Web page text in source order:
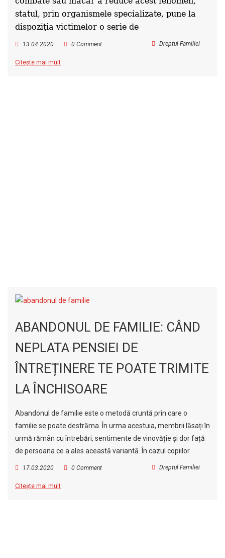
statul, prin organismele specializate, pune la
dispoziţia victimelor o serie de
13.04.2020 Dreptul Familiei
0 Comment
Citește mai mult
ABANDONUL DE FAMILIE: CÂND
NEPLATA PENSIEI DE
ÎNTREȚINERE TE POATE TRIMITE
LA ÎNCHISOARE
Abandonul de familie este o metodă cruntă prin care o
familie se poate destrăma. În urma acestuia, membrii lăsați în
urmă rămân cu întrebări, sentimente de vinovăție și dor față
de persoana ce a ales această variantă. În cazul copiilor
17.03.2020 Dreptul Familiei
0 Comment
Citește mai mult